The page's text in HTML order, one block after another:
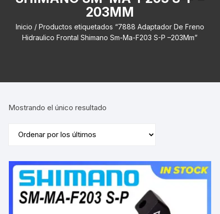
203MM
Inicio / Productos etiquetados “7888 Adaptador De Freno
Hidraulico Frontal Shimano Sm-Ma-F203 S-P –203Mm”
Mostrando el único resultado